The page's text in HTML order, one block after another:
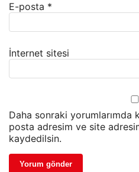
E-posta *
İnternet sitesi
Daha sonraki yorumlarımda
posta adresim ve site
kaydedilsin.